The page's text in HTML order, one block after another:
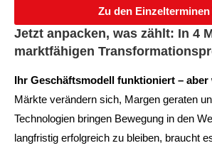
Zu den Einzelterminen
Jetzt anpacken, was zählt: In 4
marktfähigen
Ihr Geschäftsmodell funktioniert – aber
Märkte verändern sich, Margen geraten
Technologien bringen Bewegung in den
langfristig erfolgreich zu bleiben, braucht